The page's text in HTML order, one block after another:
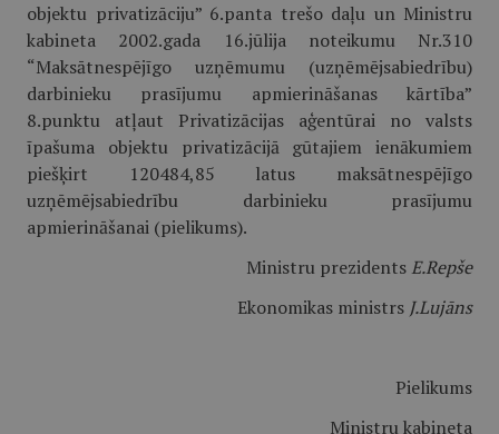
objektu privatizāciju” 6.panta trešo daļu un Ministru
kabineta 2002.gada 16.jūlija noteikumu Nr.310
“Maksātnespējīgo uzņēmumu (uzņēmējsabiedrību)
darbinieku prasījumu apmierināšanas kārtība”
8.punktu atļaut Privatizācijas aģentūrai no valsts
īpašuma objektu privatizācijā gūtajiem ienākumiem
piešķirt 120484,85 latus maksātnespējīgo
uzņēmējsabiedrību darbinieku prasījumu
apmierināšanai (pielikums).
Ministru prezidentsE.Repše
Ekonomikas ministrs J.Lujāns
Pielikums
Ministru kabineta